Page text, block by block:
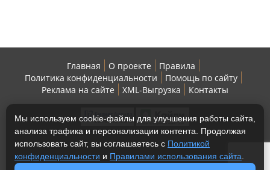
Главная О проекте
Правила
Политика конфиденциальности
Помощь по сайту
Реклама на сайте
XML-Выгрузка Контакты
Мы используем cookie-файлы для улучшения работы сайта,
анализа трафика и персонализации контента. Продолжая
использовать сайт, вы соглашаетесь с Политикой
конфиденциальности и Правилами использования сайта